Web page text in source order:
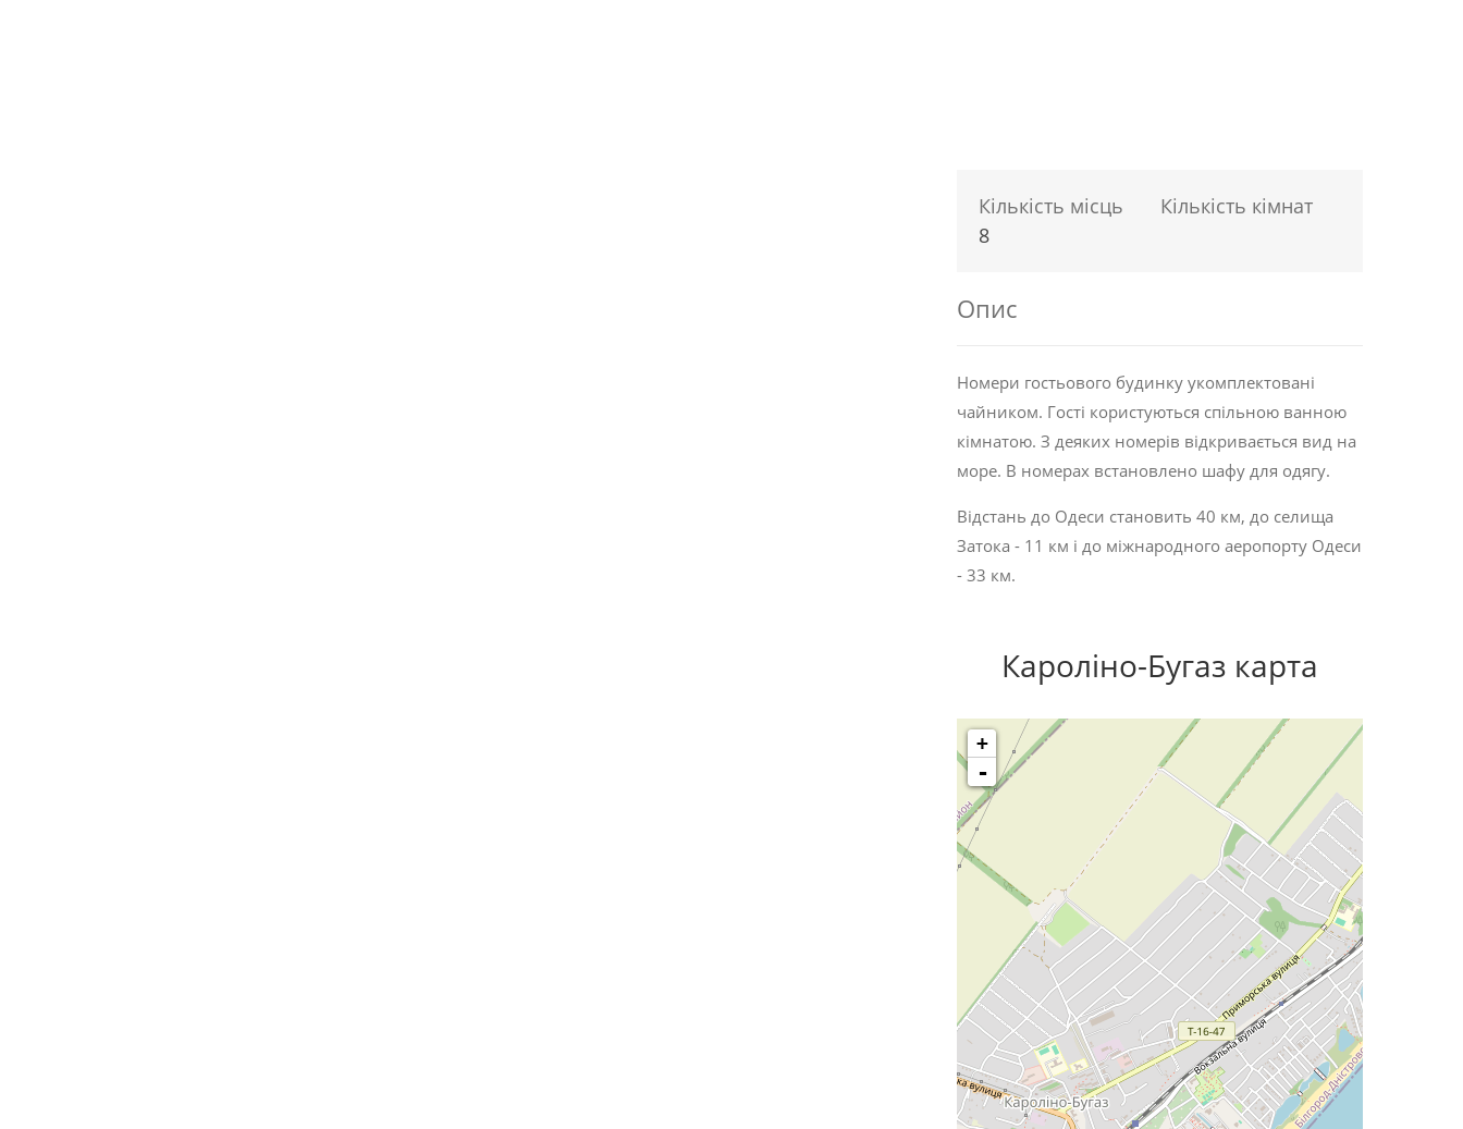
Кількість місць
8
Кількість кімнат
Опис
Номери гостьового будинку укомплектовані
чайником. Гості користуються спільною ванною
кімнатою. З деяких номерів відкривається вид на
море. В номерах встановлено шафу для одягу.
Відстань до Одеси становить 40 км, до селища
Затока - 11 км і до міжнародного аеропорту Одеси
- 33 км.
Кароліно-Бугаз карта
+
-